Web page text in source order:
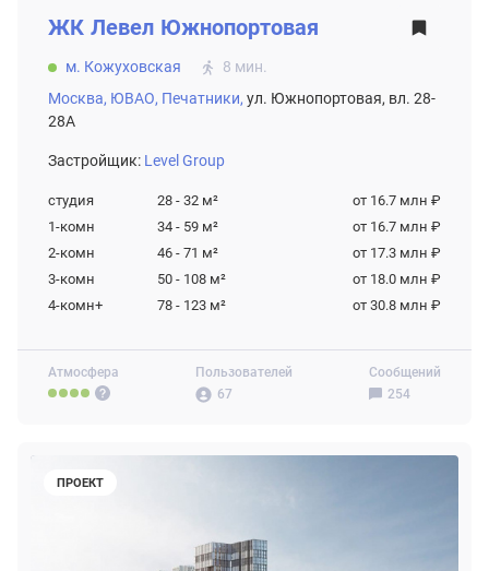
Атмосфера
Пользователей
67
Сообщений
254
ЖК Левел Южнопортовая
м. Кожуховская
8 мин.
Москва, ЮВАО, Печатники, ул. Южнопортовая, вл. 28-
28А
Застройщик: Level Group
студия 28 - 32 м²
от 16.7 млн ₽
1-комн
34 - 59 м²
от 16.7 млн ₽
2-комн
46 - 71 м²
от 17.3 млн ₽
3-комн
50 - 108 м²
от 18.0 млн ₽
4-комн+
78 - 123 м² от 30.8 млн ₽
ПРОЕКТ